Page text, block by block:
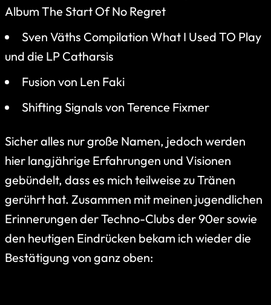
Album The Start Of No Regret
Sven Väths Compilation What I Used TO Play
und die LP Catharsis
Fusion von Len Faki
Shifting Signals von Terence Fixmer
Sicher alles nur große Namen, jedoch werden
hier langjährige Erfahrungen und Visionen
gebündelt, dass es mich teilweise zu Tränen
gerührt hat. Zusammen mit meinen jugendlichen
Erinnerungen der Techno-Clubs der 90er sowie
den heutigen Eindrücken bekam ich wieder die
Bestätigung von ganz oben: